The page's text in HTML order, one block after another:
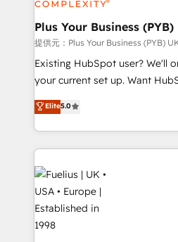
HubSpot Content Hub,
B2B SEO, paid media, and content. We
enterprise and growth-led
technology, professional
and industrial sectors. Offices
implementations delivered. AI visibility coverage
across ChatGPT, Claude,
Innovation HubSpot Impact
Migration Excellence HubSpot
Platform Excellence 35+ full-time HubSpot
professionals.
Plus Your Business (PYB)
提供元：Plus Your Business (PYB)
Existing HubSpot user? We'll
your current set up. Want HubSpot Onboarding?
We'll customise your CRM &
processes. Welcome to our Profile! We can help
with... • CRM implementation,
and team training • CRM
Pipedrive, Dynamics etc •
Custom API integrations A little about us... • Boutique
'Elite' Team (12 super skilled
for Sales Hub, Marketing Hub,
Hub and Website (CMS) • ISO/
Elite5.0